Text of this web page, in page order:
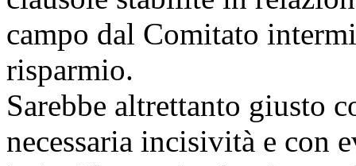
campo dal Comitato
risparmio.
Sarebbe altrettanto giusto
necessaria incisività e con